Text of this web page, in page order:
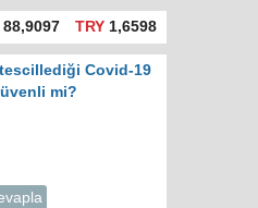
88,9097 TRY1,6598
Covid-19
mi?